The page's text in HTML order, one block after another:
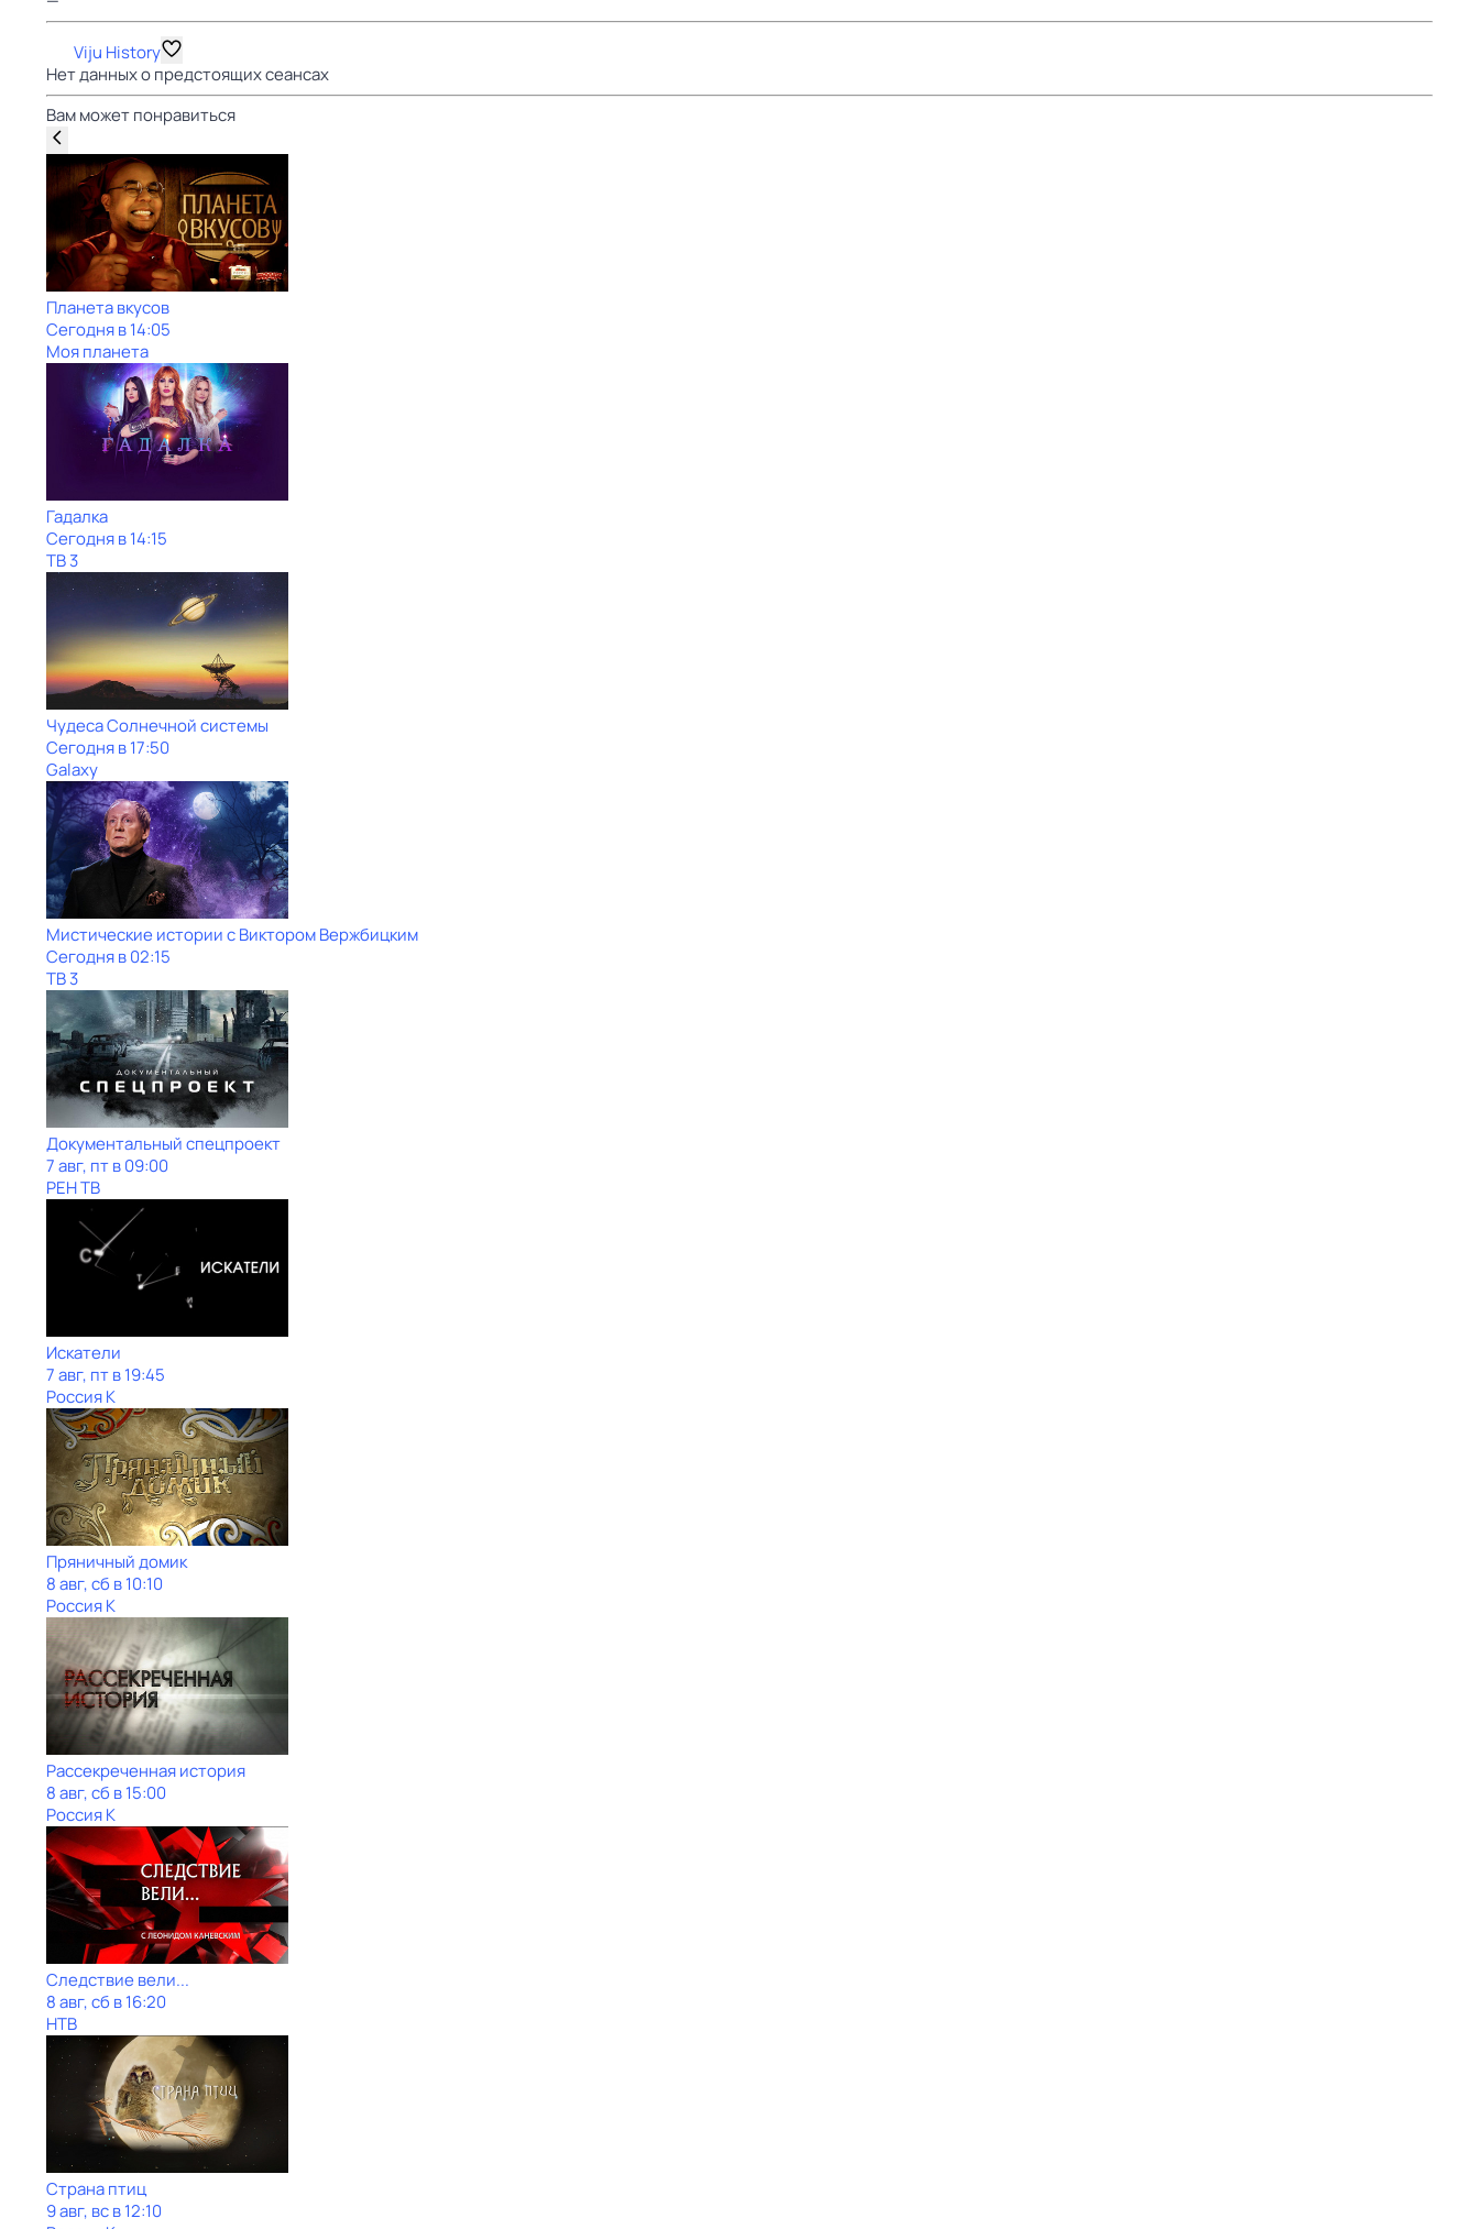
Viju History
Нет данных о предстоящих сеансах
Вам может понравиться
Планета вкусов
Сегодня в 14:05
Моя планета
Гадалка
Сегодня в 14:15
ТВ 3
Чудеса Солнечной системы
Сегодня в 17:50
Galaxy
Мистические истории с Виктором Вержбицким
Сегодня в 02:15
ТВ 3
Документальный спецпроект
7 авг, пт в 09:00
РЕН ТВ
Искатели
7 авг, пт в 19:45
Россия К
Пряничный домик
8 авг, сб в 10:10
Россия К
Рассекреченная история
8 авг, сб в 15:00
Россия К
Следствие вели...
8 авг, сб в 16:20
НТВ
Страна птиц
9 авг, вс в 12:10